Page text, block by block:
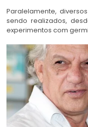
Paralelamente,
sendo realizados,
experimentos com